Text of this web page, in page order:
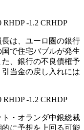
-1.2 CRHDP
長は、ユーロ圏の銀行
で住宅バブルが発生
、銀行の不良債権予
当金の戻し入れには
-1.2 CRHDP
ト・オランダ中銀総裁
に予想を上回る可能